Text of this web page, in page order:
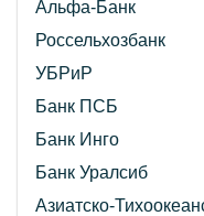
Альфа-Банк
Россельхозбанк
УБРиР
Банк ПСБ
Банк Инго
Банк Уралсиб
Азиатско-